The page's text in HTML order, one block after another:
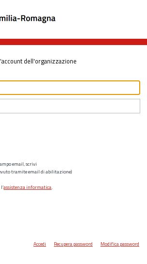
dell'organizzazione
email, scrivi
tramite email di abilitazione)
assistenza informatica.
Accedi Recupera password Modifica password